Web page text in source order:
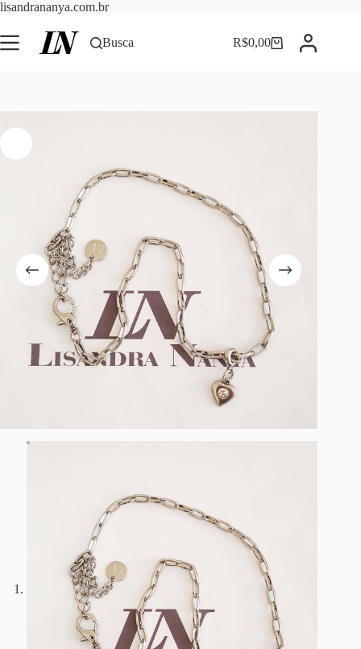
lisandrananya.com.brPular
o
conteúdo
Busca Carrinho
R$0,00